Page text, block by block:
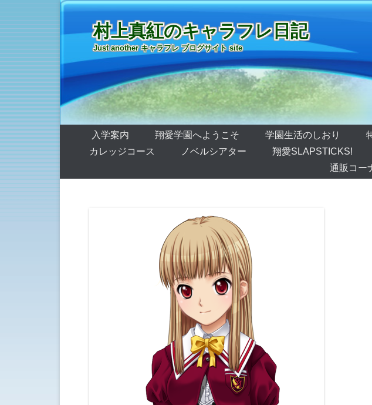
村上真紅のキャラフレ日記
Just another キャラフレ ブログサイト site
第1メニュー
コンテンツへ移動
入学案内 翔愛学園へようこそ 学園生活のしおり
カレッジコース
ノベルシアター 翔愛SLAPSTICKS!
通販コー